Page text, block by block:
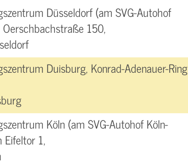
Düsseldorf (am SVG-Autohof
150,
Duisburg, Konrad-Adenauer-Ring
Köln (am SVG-Autohof Köln-
Eifeltor 1,